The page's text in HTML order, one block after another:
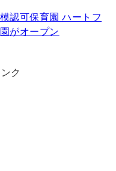
認可保育園 ハートフ
がオープン
ク